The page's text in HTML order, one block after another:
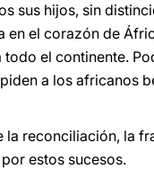
sus hijos, sin
el corazón de
el continente.
a los africanos
la reconciliación, la
estos sucesos.